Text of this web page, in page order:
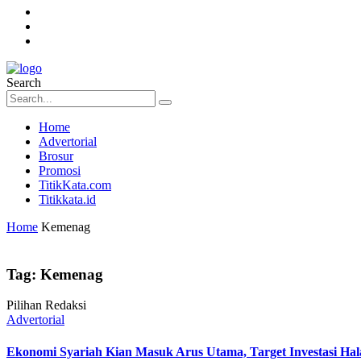
Search
Home
Advertorial
Brosur
Promosi
TitikKata.com
Titikkata.id
Home Kemenag
Tag: Kemenag
Pilihan Redaksi
Advertorial
Ekonomi Syariah Kian Masuk Arus Utama, Target Investasi